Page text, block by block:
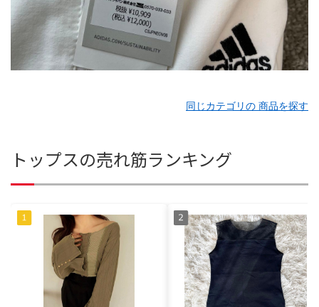
同じカテゴリの 商品を探す
トップスの売れ筋ランキング